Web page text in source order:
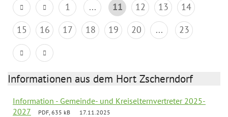
1 ... 11 12 13
14
15
16 17 18 19 20 ... 23
Informationen aus dem Hort Zscherndorf
Information - Gemeinde- und Kreiselternvertreter 2025-
2027
PDF, 635 kB 17.11.2025